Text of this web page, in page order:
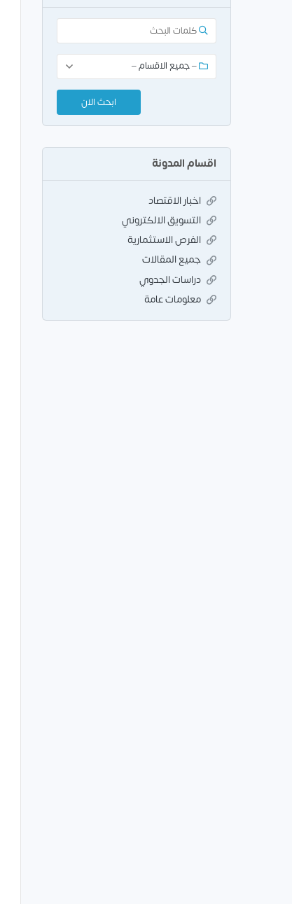
اقسام المدونة
اخبار الاقتصاد
التسويق الالكتروني
الفرص الاستثمارية
جميع المقالات
دراسات الجدوي
معلومات عامة